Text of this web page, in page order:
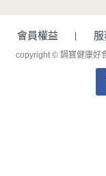
會員權益
copyright © 鍋寶健康好